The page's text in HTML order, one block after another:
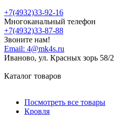
+7(4932)33-92-16
Многоканальный телефон
+7(4932)33-87-88
Звоните нам!
Email: 4@mk4s.ru
Иваново, ул. Красных зорь 58/2
Каталог товаров
Посмотреть все товары
Кровля